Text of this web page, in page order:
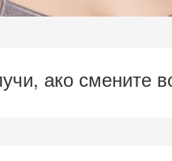
ако смените